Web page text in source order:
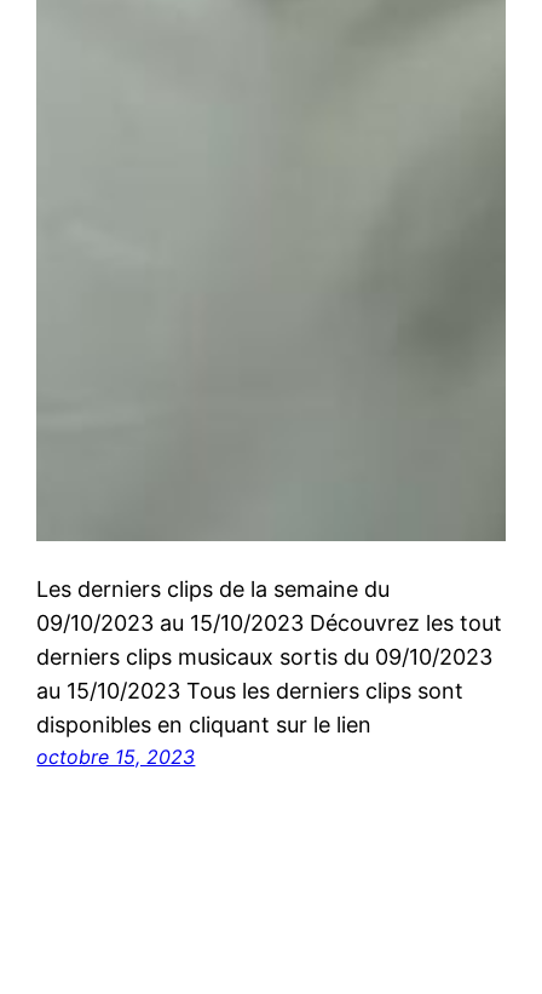
Les derniers clips de la semaine du
09/10/2023 au 15/10/2023 Découvrez les tout
derniers clips musicaux sortis du 09/10/2023
au 15/10/2023 Tous les derniers clips sont
disponibles en cliquant sur le lien
octobre 15, 2023